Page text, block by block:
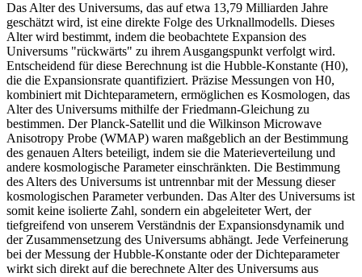
Das Alter des Universums, das auf etwa 13,79 Milliarden Jahre
geschätzt wird, ist eine direkte Folge des Urknallmodells. Dieses
Alter wird bestimmt, indem die beobachtete Expansion des
Universums "rückwärts" zu ihrem Ausgangspunkt verfolgt wird.
Entscheidend für diese Berechnung ist die Hubble-Konstante (H0),
die die Expansionsrate quantifiziert. Präzise Messungen von H0,
kombiniert mit Dichteparametern, ermöglichen es Kosmologen, das
Alter des Universums mithilfe der Friedmann-Gleichung zu
bestimmen. Der Planck-Satellit und die Wilkinson Microwave
Anisotropy Probe (WMAP) waren maßgeblich an der Bestimmung
des genauen Alters beteiligt, indem sie die Materieverteilung und
andere kosmologische Parameter einschränkten. Die Bestimmung
des Alters des Universums ist untrennbar mit der Messung dieser
kosmologischen Parameter verbunden. Das Alter des Universums ist
somit keine isolierte Zahl, sondern ein abgeleiteter Wert, der
tiefgreifend von unserem Verständnis der Expansionsdynamik und
der Zusammensetzung des Universums abhängt. Jede Verfeinerung
bei der Messung der Hubble-Konstante oder der Dichteparameter
wirkt sich direkt auf die berechnete Alter des Universums aus